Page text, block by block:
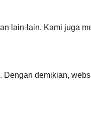
lain-lain. Kami juga
demikian,